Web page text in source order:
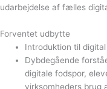
udarbejdelse af fælles
Forventet udbytte
Introduktion til
Dybdegående
digitale fodspor,
virksomheders brug